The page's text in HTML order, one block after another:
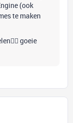
(ook
te maken
goeie